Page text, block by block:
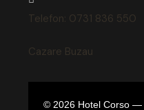
Telefon: 0731 836 550
Cazare Buzau
© 2026Hotel Corso —